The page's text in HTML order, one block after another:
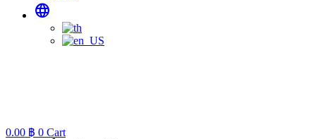
language
0.00 ฿ 0 Cart